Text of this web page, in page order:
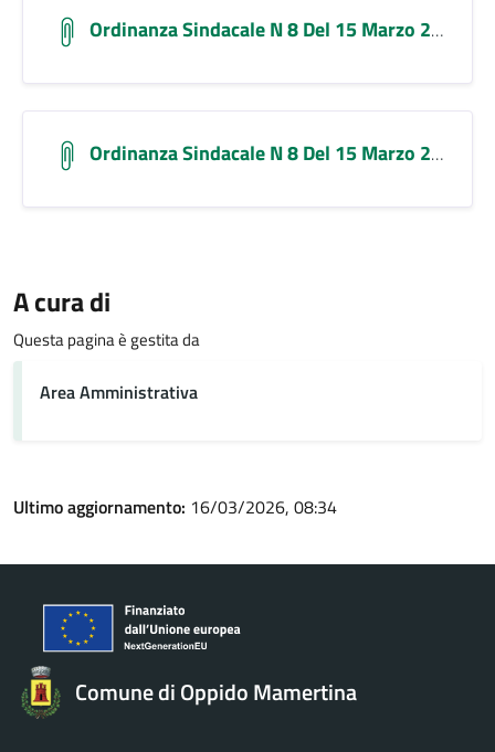
Ordinanza Sindacale N 8 Del 15 Marzo 2026
Ordinanza Sindacale N 8 Del 15 Marzo 2026 2
A cura di
Questa pagina è gestita da
Area Amministrativa
Ultimo aggiornamento: 16/03/2026, 08:34
Comune di Oppido Mamertina